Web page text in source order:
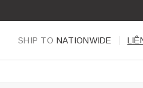
to
contentSHIP TO NATIONWIDE